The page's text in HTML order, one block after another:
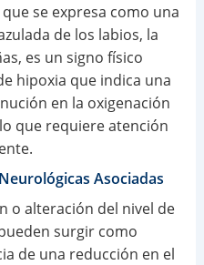
que se expresa como una
de los labios, la
es un signo físico
hipoxia que indica una
en la oxigenación
que requiere atención
Asociadas
o alteración del nivel de
surgir como
de una reducción en el